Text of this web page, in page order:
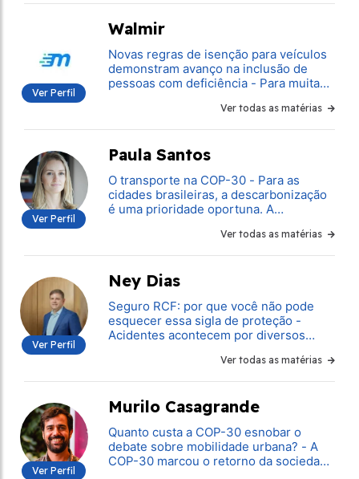
também como mobilidade.
Ver Perfil
Walmir
Novas regras de isenção para veículos
demonstram avanço na inclusão de
pessoas com deficiência - Para muitas
veículo é a única alternativa de
mobilidade autônoma
Ver todas as matérias
Ver Perfil
Paula Santos
O transporte na COP-30 - Para as
cidades brasileiras, a descarbonização
é uma prioridade oportuna. A
faz dos transportes a principal fonte de
emissões do setor de energia no País
Ver todas as matérias
Ver Perfil
Ney Dias
Seguro RCF: por que você não pode
esquecer essa sigla de proteção -
Acidentes acontecem por diversos
uma pergunta. Quem será responsável
pelo pagamento dos danos?
Ver todas as matérias
Ver Perfil
Murilo Casagrande
Quanto custa a COP-30 esnobar o
debate sobre mobilidade urbana? - A
COP-30 marcou o retorno da sociedade